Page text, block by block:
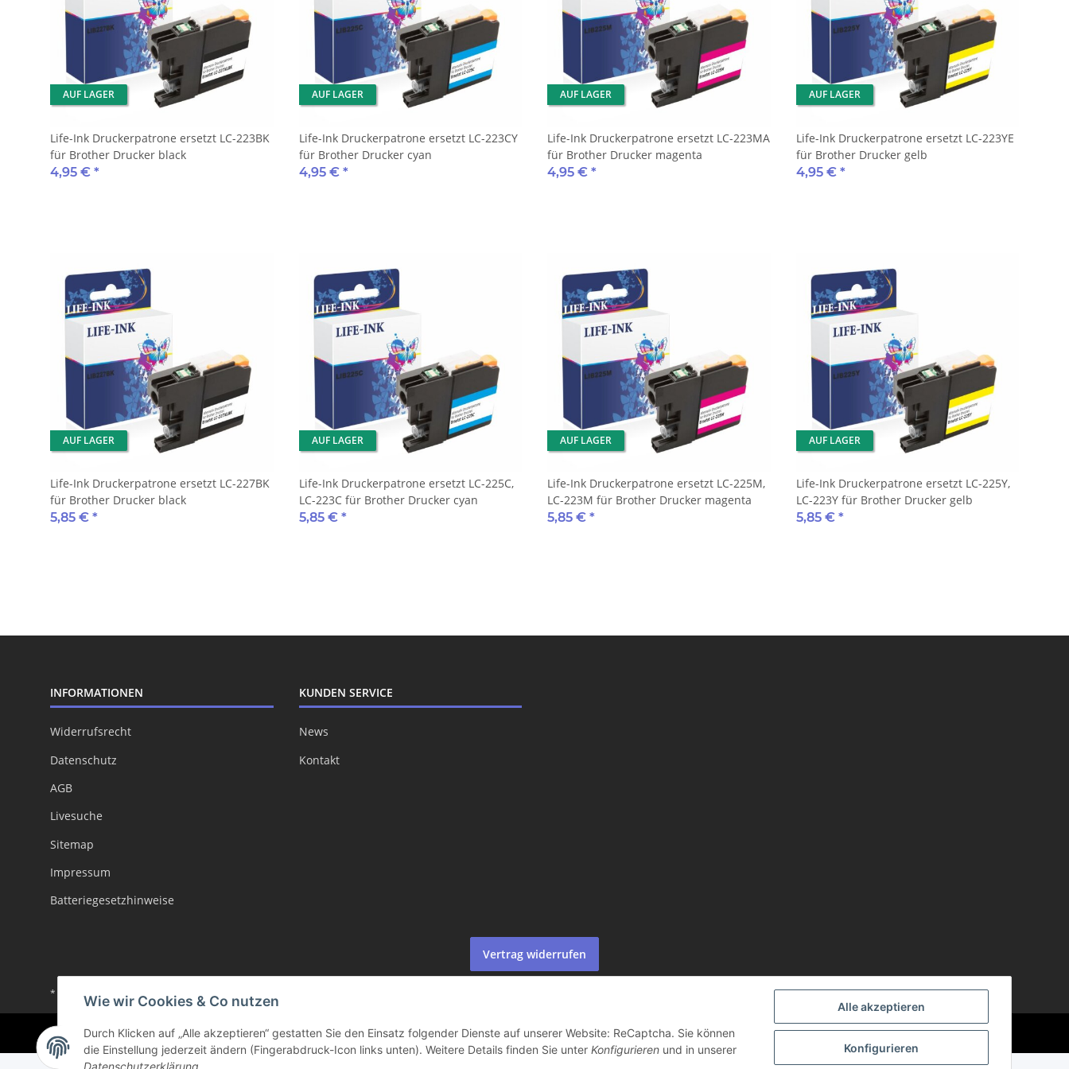
AUF LAGER
Life-Ink Druckerpatrone ersetzt LC-223BK
für Brother Drucker black
4,95 € *
AUF LAGER
Life-Ink Druckerpatrone ersetzt LC-223CY
für Brother Drucker cyan
4,95 € *
AUF LAGER
Life-Ink Druckerpatrone ersetzt LC-223MA
für Brother Drucker magenta
4,95 € *
AUF LAGER
Life-Ink Druckerpatrone ersetzt LC-223YE
für Brother Drucker gelb
4,95 € *
AUF LAGER
Life-Ink Druckerpatrone ersetzt LC-227BK
für Brother Drucker black
5,85 € *
AUF LAGER
Life-Ink Druckerpatrone ersetzt LC-225C,
LC-223C für Brother Drucker cyan
5,85 € *
AUF LAGER
Life-Ink Druckerpatrone ersetzt LC-225M,
LC-223M für Brother Drucker magenta
5,85 € *
AUF LAGER
Life-Ink Druckerpatrone ersetzt LC-225Y,
LC-223Y für Brother Drucker gelb
5,85 € *
INFORMATIONEN
Widerrufsrecht
Datenschutz
AGB
Livesuche
Sitemap
Impressum
Batteriegesetzhinweise
KUNDEN SERVICE
News
Kontakt
Vertrag widerrufen
* Alle Preise inkl. gesetzlicher USt., zzgl.
© Life-Ink Powered byJTL-Shop
Wie wir Cookies & Co nutzen
Durch Klicken auf „Alle akzeptieren“ gestatten Sie den Einsatz folgender Dienste auf unserer Website: ReCaptcha. Sie können
die Einstellung jederzeit ändern (Fingerabdruck-Icon links unten). Weitere Details finden Sie unter Konfigurieren und in unserer
Alle akzeptieren
Konfigurieren